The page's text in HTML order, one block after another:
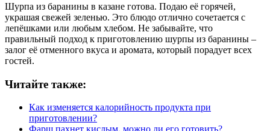
Шурпа из баранины в казане готова. Подаю её горячей,
украшая свежей зеленью. Это блюдо отлично сочетается с
лепёшками или любым хлебом. Не забывайте, что
правильный подход к приготовлению шурпы из баранины –
залог её отменного вкуса и аромата, который порадует всех
гостей.
Читайте также:
Как изменяется калорийность продукта при
приготовлении?